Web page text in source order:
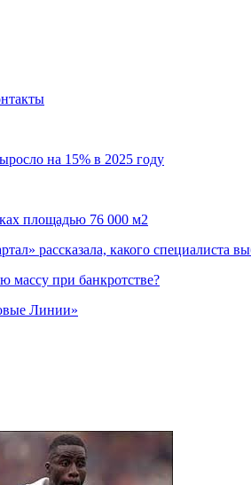
на 15% в 2025 году
площадью 76 000 м2
рассказала, какого специалиста
при банкротстве?
Линии»